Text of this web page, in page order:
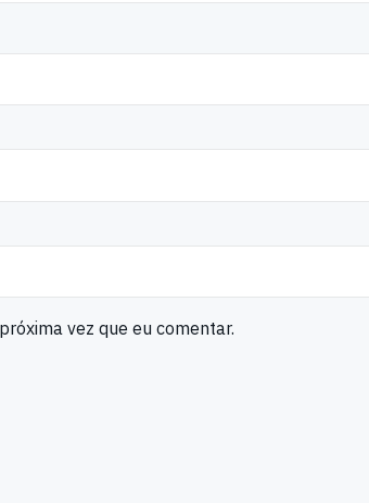
vez que eu comentar.